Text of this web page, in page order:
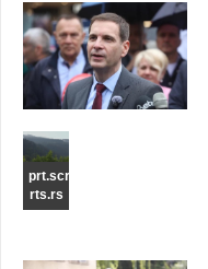
prt.scr
rts.rs